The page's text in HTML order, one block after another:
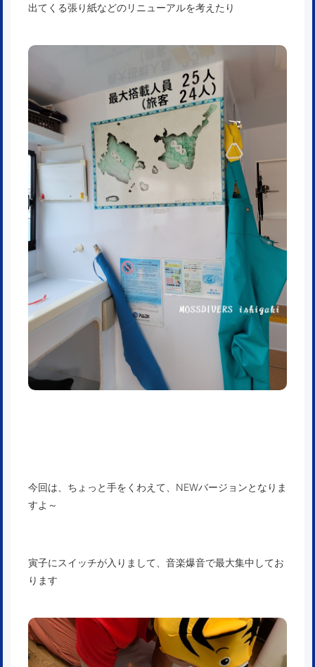
出てくる張り紙などのリニューアルを考えたり
今回は、ちょっと手をくわえて、NEWバージョンとなりま
すよ～
寅子にスイッチが入りまして、音楽爆音で最大集中してお
ります